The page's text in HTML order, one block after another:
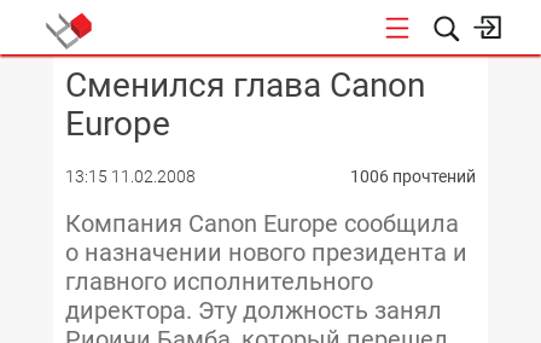
КОНФЕРЕНЦИИ
Сменился глава Canon
Europe
13:15 11.02.2008 1006 прочтений
Компания Canon Europe сообщила
о назначении нового президента и
главного исполнительного
директора. Эту должность занял